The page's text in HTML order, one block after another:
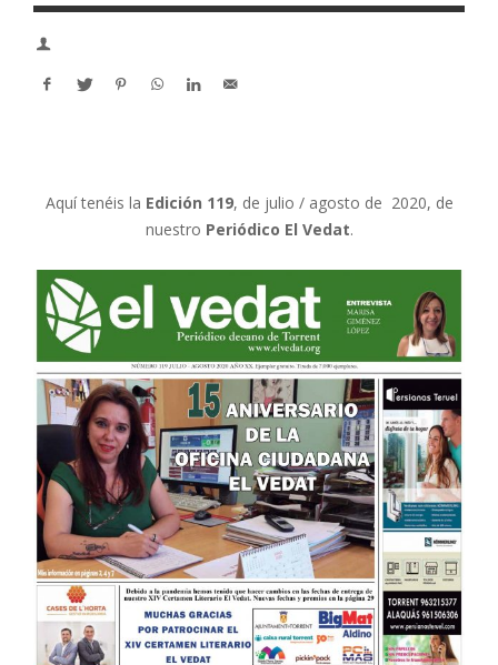
Aquí tenéis la Edición 119, de julio / agosto de 2020, de
nuestro Periódico El Vedat.